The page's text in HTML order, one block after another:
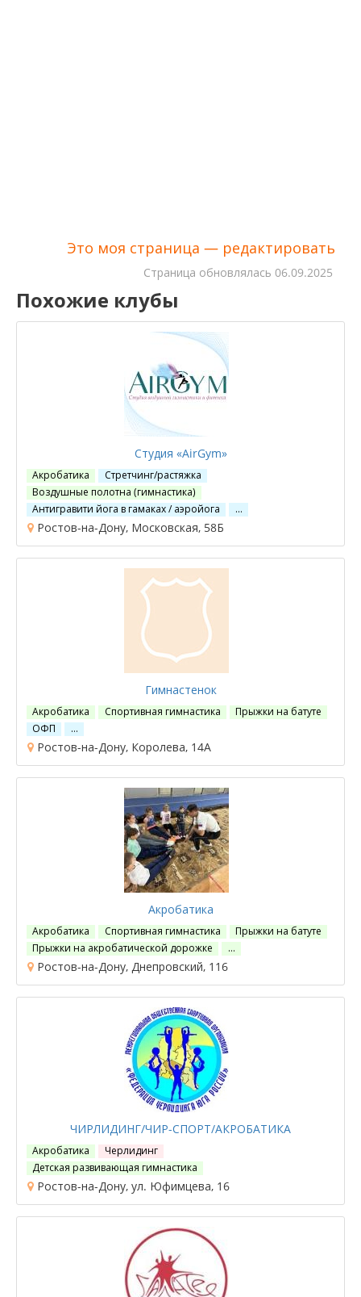
Это моя страница — редактировать
Cтраница обновлялась 06.09.2025
Похожие клубы
Студия «AirGym»
Акробатика
Стретчинг/растяжка
Воздушные полотна (гимнастика)
Антигравити йога в гамаках / аэройога
…
Ростов-на-Дону, Московская, 58Б
Гимнастенок
Акробатика Спортивная гимнастика
Прыжки на батуте
ОФП
…
Ростов-на-Дону, Королева, 14А
Акробатика
Акробатика Спортивная гимнастика
Прыжки на батуте
Прыжки на акробатической дорожке
…
Ростов-на-Дону, Днепровский, 116
ЧИРЛИДИНГ/ЧИР-СПОРТ/АКРОБАТИКА
Акробатика
Черлидинг
Детская развивающая гимнастика
Ростов-на-Дону, ул. Юфимцева, 16